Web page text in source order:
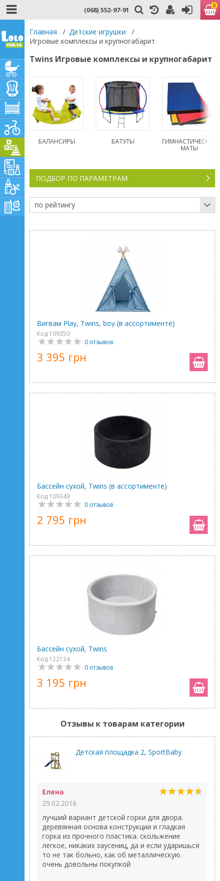
(068) 552-97-91 0
Главная / Детские игрушки
/
Игровые комплексы и крупногабарит
Twins Игровые комплексы и крупногабарит
БАЛАНСИРЫ БАТУТЫ
ГИМНАСТИЧЕСКИЕ
МАТЫ
ПОДБОР ПО ПАРАМЕТРАМ
по рейтингу
Вигвам Play, Twins, boy (в ассортименте)
Код 109350
0 отзывов
3 395 грн
Бассейн сухой, Twins (в ассортименте)
Код 109349
0 отзывов
2 795 грн
Бассейн сухой, Twins
Код 122134
0 отзывов
3 195 грн
Отзывы к товарам категории
Детская площадка 2, SportBaby
Елена
29.02.2016
лучший вариант детской горки для двора.
деревянная основа конструкции и гладкая
горка из прочного пластика. скольжение
легкое, никаких заусениц, да и если ударишься
то не так больно, как об металлическую.
очень довольны покупкой